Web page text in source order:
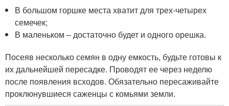
В большом горшке места хватит для трех-четырех
семечек;
В маленьком – достаточно будет и одного орешка.
Посеяв несколько семян в одну емкость, будьте готовы к
их дальнейшей пересадке. Проводят ее через неделю
после появления всходов. Обязательно пересаживайте
проклюнувшиеся саженцы с комьями земли.